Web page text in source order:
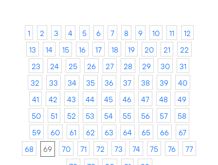
1 2 3 4 5 6 7 8 9 10 11
12
13
14 15 16 17 18 19 20 21
22
23
24 25 26 27 28 29 30
31
32
33 34 35 36 37 38 39
40
41
42 43 44 45 46 47 48
49
50
51 52 53 54 55 56 57
58
59
60 61 62 63 64 65 66
67
68
69 70 71 72 73 74 75 76
77